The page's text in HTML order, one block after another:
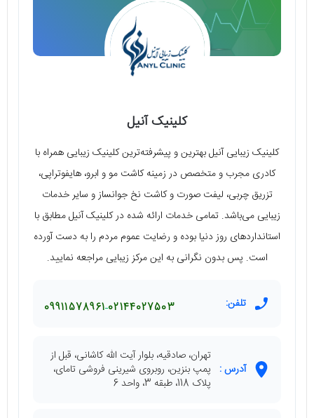
کلینیک آنیل
کلینیک زیبایی آنیل بهترین و پیشرفته‌ترین کلینیک زیبایی همراه با
کادری مجرب و متخصص در زمینه کاشت مو و ابرو، هایفوتراپی،
تزریق چربی، لیفت صورت و کاشت نخ جوانساز و سایر خدمات
زیبایی می‌باشد. تمامی خدمات ارائه شده در کلینیک آنیل مطابق با
استانداردهای روز دنیا بوده و رضایت عموم مردم را به دست آورده
است. پس بدون نگرانی به این مرکز زیبایی مراجعه نمایید.
تلفن: 02144027503
09911578961
آدرس :
تهران، صادقیه، بلوار آیت الله کاشانی، قبل از
پمپ بنزین، روبروی شیرینی فروشی تامای،
پلاک 118، طبقه 3، واحد 6